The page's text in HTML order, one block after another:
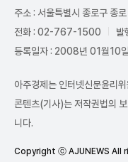
주소 : 서울특별시 종로구 종
전화 : 02-767-1500
발
등록일자 : 2008년 01월10일
아주경제는 인터넷신문윤리
콘텐츠(기사)는 저작권법의
니다.
Copyright ⓒ AJUNEWS All